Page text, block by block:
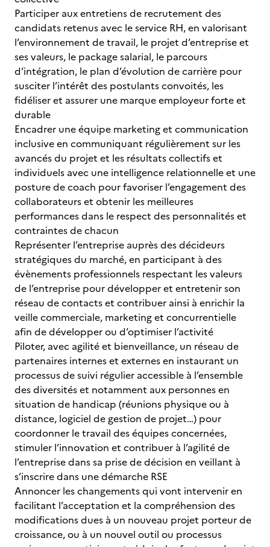
Participer aux entretiens de recrutement des
candidats retenus avec le service RH, en valorisant
l’environnement de travail, le projet d’entreprise et
ses valeurs, le package salarial, le parcours
d’intégration, le plan d’évolution de carrière pour
susciter l’intérêt des postulants convoités, les
fidéliser et assurer une marque employeur forte et
durable
Encadrer une équipe marketing et communication
inclusive en communiquant régulièrement sur les
avancés du projet et les résultats collectifs et
individuels avec une intelligence relationnelle et une
posture de coach pour favoriser l’engagement des
collaborateurs et obtenir les meilleures
performances dans le respect des personnalités et
contraintes de chacun
Représenter l’entreprise auprès des décideurs
stratégiques du marché, en participant à des
évènements professionnels respectant les valeurs
de l’entreprise pour développer et entretenir son
réseau de contacts et contribuer ainsi à enrichir la
veille commerciale, marketing et concurrentielle
afin de développer ou d’optimiser l’activité
Piloter, avec agilité et bienveillance, un réseau de
partenaires internes et externes en instaurant un
processus de suivi régulier accessible à l’ensemble
des diversités et notamment aux personnes en
situation de handicap (réunions physique ou à
distance, logiciel de gestion de projet…) pour
coordonner le travail des équipes concernées,
stimuler l’innovation et contribuer à l’agilité de
l’entreprise dans sa prise de décision en veillant à
s’inscrire dans une démarche RSE
Annoncer les changements qui vont intervenir en
facilitant l’acceptation et la compréhension des
modifications dues à un nouveau projet porteur de
croissance, ou à un nouvel outil ou processus